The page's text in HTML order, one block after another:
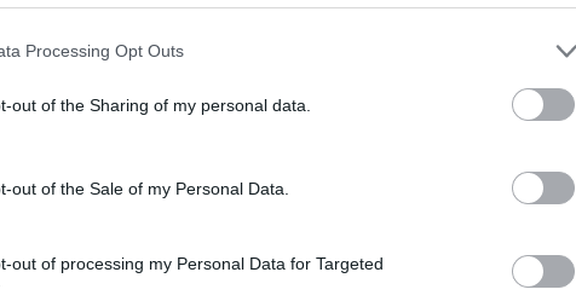
Processing Opt Outs
out of the Sharing of my personal data.
out of the Sale of my Personal Data.
out of processing my Personal Data for Targeted